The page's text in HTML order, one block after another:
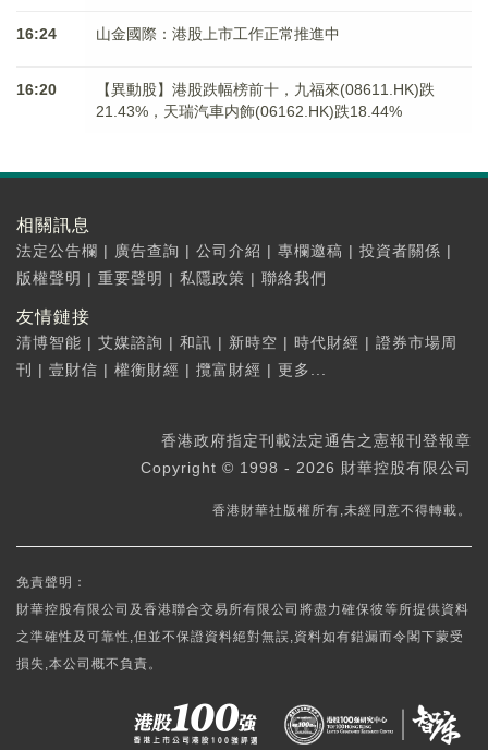
16:24 山金國際：港股上市工作正常推進中
16:20
【異動股】港股跌幅榜前十，九福來(08611.HK)跌
21.43%，天瑞汽車内飾(06162.HK)跌18.44%
相關訊息
法定公告欄 | 廣告查詢 | 公司介紹 | 專欄邀稿 | 投資者關係 |
版權聲明 | 重要聲明 | 私隱政策 | 聯絡我們
友情鏈接
清博智能 | 艾媒諮詢 | 和訊 | 新時空 | 時代財經 | 證券市場周
刊
| 壹財信 | 權衡財經 | 攬富財經 | 更多...
香港政府指定刊載法定通告之憲報刊登報章
Copyright © 1998 - 2026 財華控股有限公司
香港財華社版權所有,未經同意不得轉載。
免責聲明：
財華控股有限公司及香港聯合交易所有限公司將盡力確保彼等所提供資料
之準確性及可靠性,但並不保證資料絕對無誤,資料如有錯漏而令閣下蒙受
損失,本公司概不負責。